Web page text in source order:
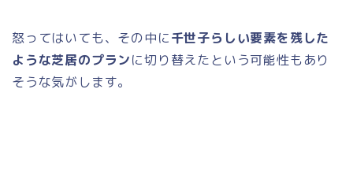
怒ってはいても、その中に千世子らしい要素を残した
ような芝居のプランに切り替えたという可能性もあり
そうな気がします。